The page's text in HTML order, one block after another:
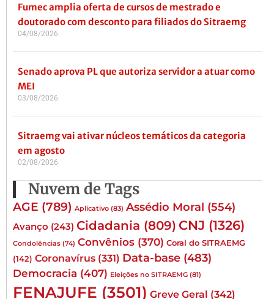
Fumec amplia oferta de cursos de mestrado e
doutorado com desconto para filiados do Sitraemg
04/08/2026
Senado aprova PL que autoriza servidor a atuar como
MEI
03/08/2026
Sitraemg vai ativar núcleos temáticos da categoria
em agosto
02/08/2026
Nuvem de Tags
AGE (789) Aplicativo (83) Assédio Moral (554)
Avanço (243) Cidadania (809) CNJ (1326)
Condolências (74) Convênios (370) Coral do SITRAEMG
(142) Coronavírus (331) Data-base (483)
Democracia (407) Eleições no SITRAEMG (81)
FENAJUFE (3501) Greve Geral (342)